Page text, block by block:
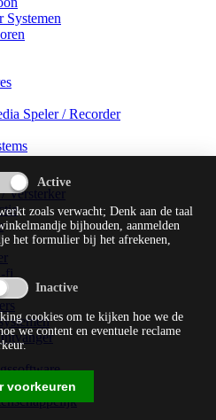
Systemen
Speler / Recorder
fi
zoals verwacht; Denk aan de taal
bijhouden, aanmelden
het formulier bij het afrekenen,
cookies om te kijken hoe we de
we content en eventuele reclame
voorkeuren